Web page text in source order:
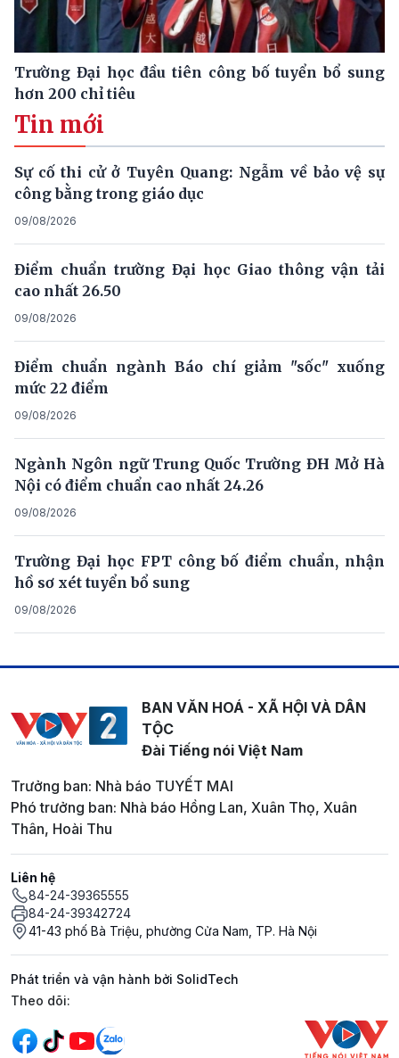
Trường Đại học đầu tiên công bố tuyển bổ sung
hơn 200 chỉ tiêu
Tin mới
Sự cố thi cử ở Tuyên Quang: Ngẫm về bảo vệ sự
công bằng trong giáo dục
09/08/2026
Điểm chuẩn trường Đại học Giao thông vận tải
cao nhất 26.50
09/08/2026
Điểm chuẩn ngành Báo chí giảm "sốc" xuống
mức 22 điểm
09/08/2026
Ngành Ngôn ngữ Trung Quốc Trường ĐH Mở Hà
Nội có điểm chuẩn cao nhất 24.26
09/08/2026
Trường Đại học FPT công bố điểm chuẩn, nhận
hồ sơ xét tuyển bổ sung
09/08/2026
BAN VĂN HOÁ - XÃ HỘI VÀ DÂN
TỘC
Đài Tiếng nói Việt Nam
Trưởng ban: Nhà báo TUYẾT MAI
Phó trưởng ban: Nhà báo Hồng Lan, Xuân Thọ, Xuân
Thân, Hoài Thu
Liên hệ
84-24-39365555
84-24-39342724
41-43 phố Bà Triệu, phường Cửa Nam, TP. Hà Nội
Phát triển và vận hành bởi SolidTech
Mạng xã hội
Theo dõi: